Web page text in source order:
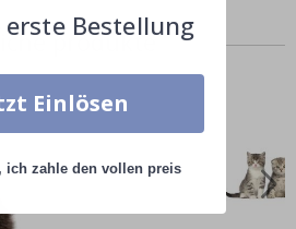
produkte
Bestellung
Einlösen
ich zahle den vollen preis